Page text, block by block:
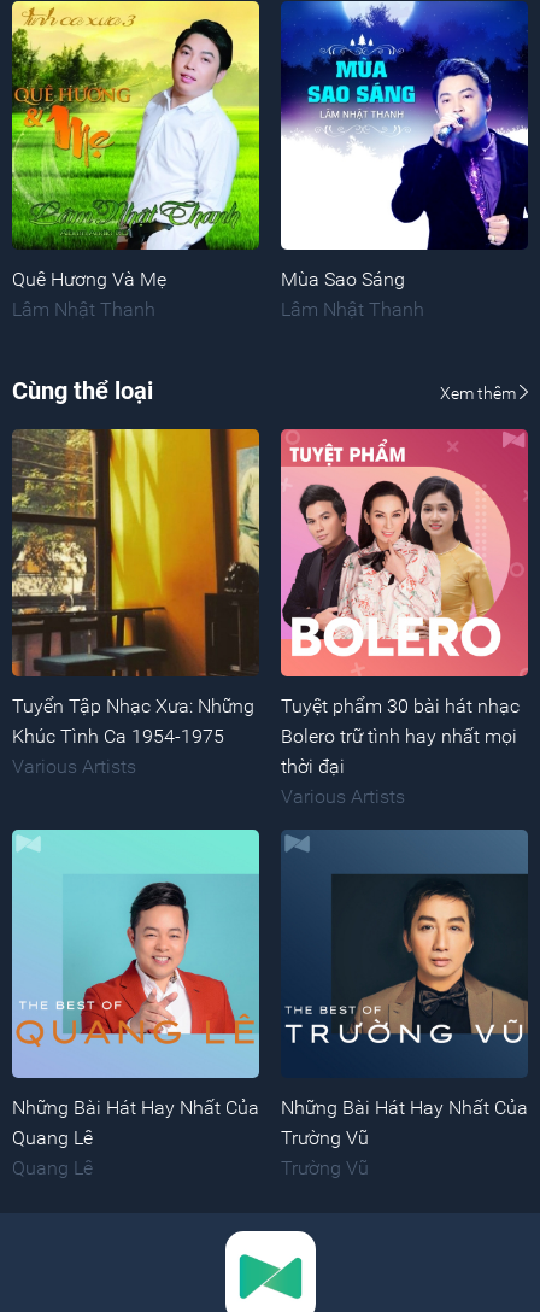
Quê Hương Và Mẹ
Lâm Nhật Thanh
Mùa Sao Sáng
Lâm Nhật Thanh
Cùng thể loại Xem thêm
Tuyển Tập Nhạc Xưa: Những
Khúc Tình Ca 1954-1975
Various Artists
Tuyệt phẩm 30 bài hát nhạc
Bolero trữ tình hay nhất mọi
thời đại
Various Artists
Những Bài Hát Hay Nhất Của
Quang Lê
Quang Lê
Những Bài Hát Hay Nhất Của
Trường Vũ
Trường Vũ